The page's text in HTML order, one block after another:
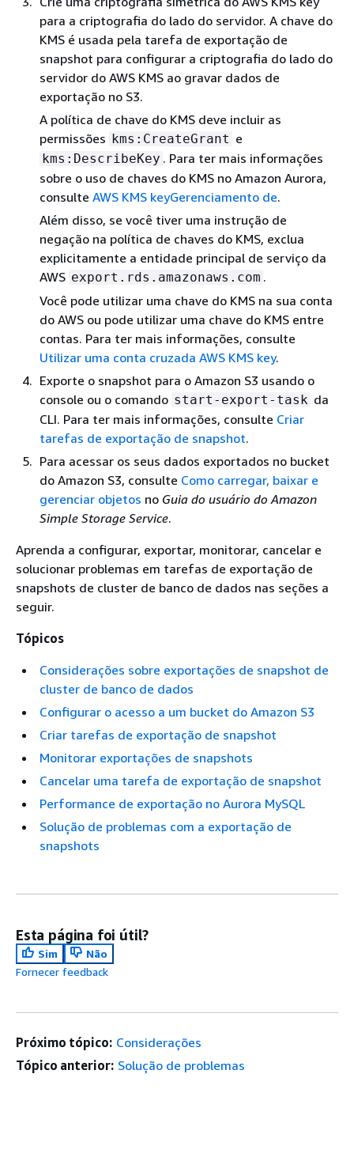
para a criptografia do lado do servidor. A chave do
KMS é usada pela tarefa de exportação de
snapshot para configurar a criptografia do lado do
servidor do AWS KMS ao gravar dados de
exportação no S3.
A política de chave do KMS deve incluir as
permissões kms:CreateGrant e
kms:DescribeKey . Para ter mais informações
sobre o uso de chaves do KMS no Amazon Aurora,
consulte AWS KMS keyGerenciamento de.
Além disso, se você tiver uma instrução de
negação na política de chaves do KMS, exclua
explicitamente a entidade principal de serviço da
AWS export.rds.amazonaws.com .
Você pode utilizar uma chave do KMS na sua conta
do AWS ou pode utilizar uma chave do KMS entre
contas. Para ter mais informações, consulte
Utilizar uma conta cruzada AWS KMS key.
Exporte o snapshot para o Amazon S3 usando o
console ou o comando start-export-task da
CLI. Para ter mais informações, consulte Criar
tarefas de exportação de snapshot.
Para acessar os seus dados exportados no bucket
do Amazon S3, consulte Como carregar, baixar e
gerenciar objetos no Guia do usuário do Amazon
Simple Storage Service.
Aprenda a configurar, exportar, monitorar, cancelar e
solucionar problemas em tarefas de exportação de
snapshots de cluster de banco de dados nas seções a
seguir.
Tópicos
Considerações sobre exportações de snapshot de
cluster de banco de dados
Configurar o acesso a um bucket do Amazon S3
Criar tarefas de exportação de snapshot
Monitorar exportações de snapshots
Cancelar uma tarefa de exportação de snapshot
Performance de exportação no Aurora MySQL
Solução de problemas com a exportação de
snapshots
Esta página foi útil?
Sim
Não
Fornecer feedback
Próximo tópico: Considerações
Tópico anterior: Solução de problemas